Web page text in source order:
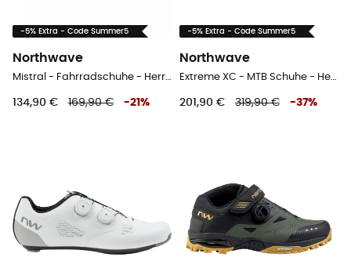
-5% Extra - Code Summer5
Northwave
Mistral - Fahrradschuhe - Herren
134,90 € 169,90 € -21 %
-5% Extra - Code Summer5
Northwave
Extreme XC - MTB Schuhe - Herren
201,90 € 319,90 € -37%